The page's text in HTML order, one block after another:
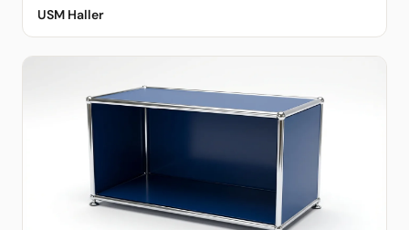
USM Haller Sideboard in USM Haller – fotorealistische KI-
Vorschau
USM Haller